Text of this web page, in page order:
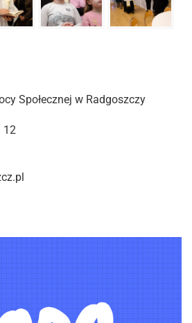
Społecznej w Radgoszczy
12